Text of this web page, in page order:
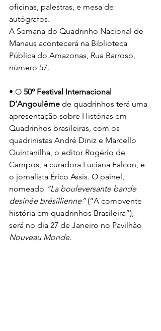
oficinas, palestras, e mesa de
autógrafos.
A Semana do Quadrinho Nacional de
Manaus acontecerá na Biblioteca
Pública do Amazonas, Rua Barroso,
número 57.
• O 50º Festival Internacional
D’Angoulême de quadrinhos terá uma
apresentação sobre Histórias em
Quadrinhos brasileiras, com os
quadrinistas André Diniz e Marcello
Quintanilha, o editor Rogério de
Campos, a curadora Luciana Falcon, e
o jornalista Érico Assis. O painel,
nomeado “La bouleversante bande
desinée brésillienne” (“A comovente
história em quadrinhos Brasileira”),
será no dia 27 de Janeiro no Pavilhão
Nouveau Monde.